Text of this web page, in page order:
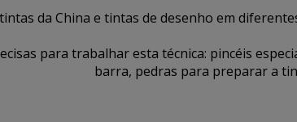
da China e tintas de desenho em
para trabalhar esta técnica: pincéis
barra, pedras para preparar a